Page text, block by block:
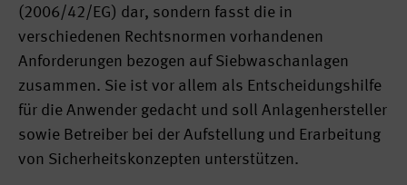
(2006/42/EG) dar, sondern fasst die in
verschiedenen Rechtsnormen vorhandenen
Anforderungen bezogen auf Siebwaschanlagen
zusammen. Sie ist vor allem als Entscheidungshilfe
für die Anwender gedacht und soll Anlagenhersteller
sowie Betreiber bei der Aufstellung und Erarbeitung
von Sicherheitskonzepten unterstützen.